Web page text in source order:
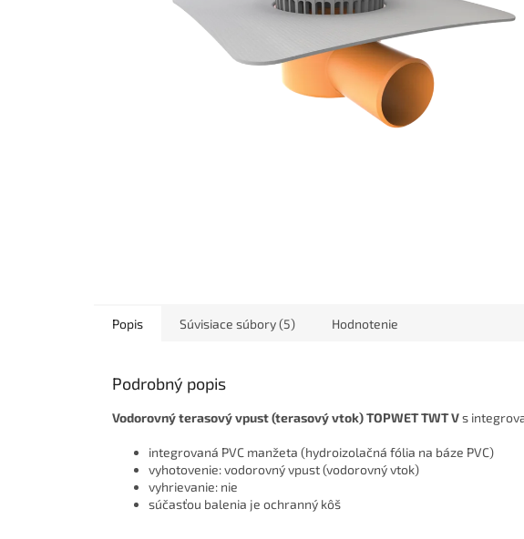
Popis Súvisiace súbory (5) Hodnotenie
Podrobný popis
Vodorovný terasový vpust (terasový vtok) TOPWET TWT Vs
integrovaná PVC manžeta (hydroizolačná fólia na báze PVC)
vyhotovenie: vodorovný vpust (vodorovný vtok)
vyhrievanie: nie
súčasťou balenia je ochranný kôš